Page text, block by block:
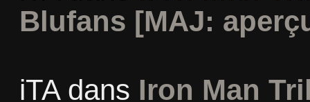
Blufans [MAJ:
iTAdans Iron Man